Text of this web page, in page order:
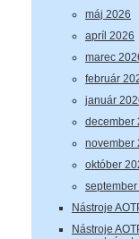
máj 2026
apríl 2026
marec
február
január
december
november
október
Nástroje
Nástroje